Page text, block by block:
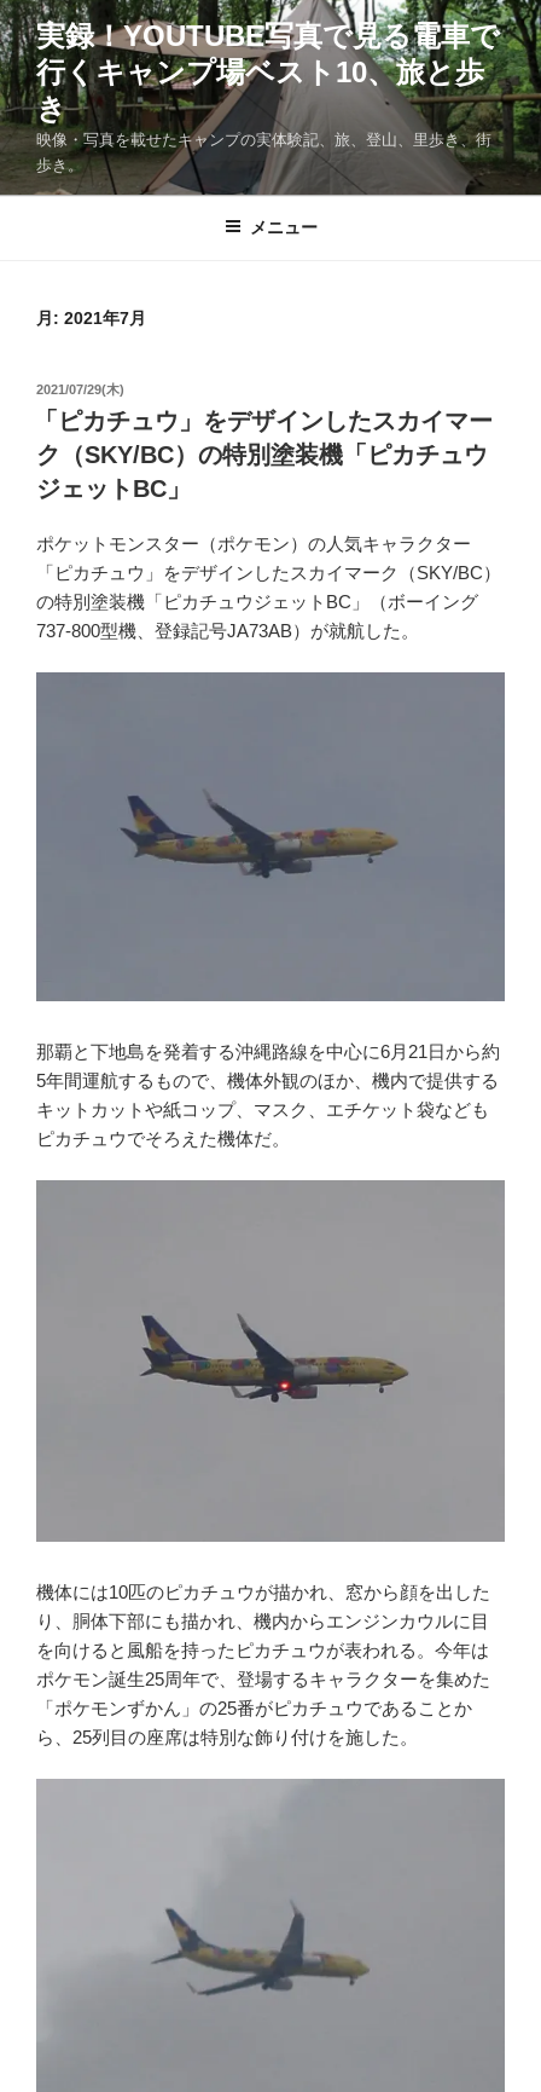
コ
ン
テ
ン
ツ
へ
ス
実録！YOUTUBE写真で見る電車で
行くキャンプ場ベスト10、旅と歩
き
映像・写真を載せたキャンプの実体験記、旅、登山、里歩き、街
歩き。
メニュー
月: 2021年7月
投
2021/07/29(木)
「ピカチュウ」をデザインしたスカイマー
ク（SKY/BC）の特別塗装機「ピカチュウ
ジェットBC」
ポケットモンスター（ポケモン）の人気キャラクター
「ピカチュウ」をデザインしたスカイマーク（SKY/BC）
の特別塗装機「ピカチュウジェットBC」（ボーイング
737-800型機、登録記号JA73AB）が就航した。
那覇と下地島を発着する沖縄路線を中心に6月21日から約
5年間運航するもので、機体外観のほか、機内で提供する
キットカットや紙コップ、マスク、エチケット袋なども
ピカチュウでそろえた機体だ。
機体には10匹のピカチュウが描かれ、窓から顔を出した
り、胴体下部にも描かれ、機内からエンジンカウルに目
を向けると風船を持ったピカチュウが表われる。今年は
ポケモン誕生25周年で、登場するキャラクターを集めた
「ポケモンずかん」の25番がピカチュウであることか
ら、25列目の座席は特別な飾り付けを施した。